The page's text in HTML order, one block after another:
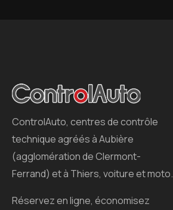
ControlAuto, centres de contrôle
technique agréés à Aubière
(agglomération de Clermont-
Ferrand) et à Thiers, voiture et moto.
Réservez en ligne, économisez